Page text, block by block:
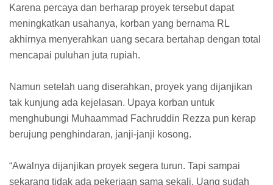
Karena percaya dan berharap proyek tersebut dapat
meningkatkan usahanya, korban yang bernama RL
akhirnya menyerahkan uang secara bertahap dengan total
mencapai puluhan juta rupiah.
Namun setelah uang diserahkan, proyek yang dijanjikan
tak kunjung ada kejelasan. Upaya korban untuk
menghubungi Muhaammad Fachruddin Rezza pun kerap
berujung penghindaran, janji-janji kosong.
“Awalnya dijanjikan proyek segera turun. Tapi sampai
sekarang tidak ada pekerjaan sama sekali. Uang sudah